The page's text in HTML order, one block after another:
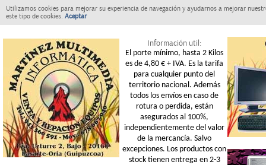
Utilizamos cookies para mejorar su experiencia de navegación y ayudarnos a mejorar
este tipo de cookies. Aceptar
Información util:
El porte mínimo, hasta 2 Kilos
es de 4,80 € + IVA. Es la tarifa
para cualquier punto del
territorio nacional. Además
todos los envíos en caso de
rotura o perdida, están
asegurados al 100%,
independientemente del valor
de la mercancía. Salvo
excepciones. Los productos con
stock tienen entrega en 2-3